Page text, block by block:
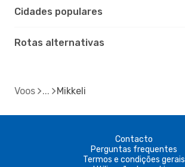
Cidades populares
Rotas alternativas
Voos Mikkeli
Contacto
Perguntas frequentes
Termos e condições gerais